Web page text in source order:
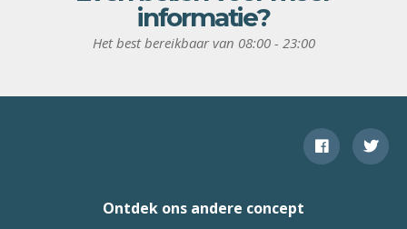
informatie?
Het best bereikbaar van 08:00 - 23:00
Ontdek ons andere concept